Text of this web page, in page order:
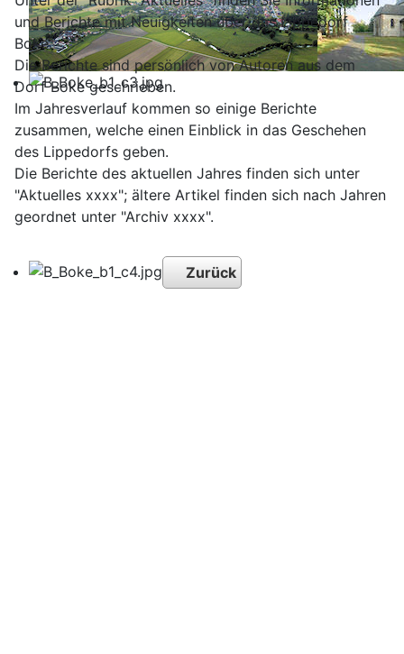
und Berichte mit Neuigkeiten über das Lippedorf
Boke.
Die Berichte sind persönlich von Autoren aus dem
Dorf Boke geschrieben.
Im Jahresverlauf kommen so einige Berichte
zusammen, welche einen Einblick in das Geschehen
des Lippedorfs geben.
Die Berichte des aktuellen Jahres finden sich unter
"Aktuelles xxxx"; ältere Artikel finden sich nach Jahren
geordnet unter "Archiv xxxx".
Zurück